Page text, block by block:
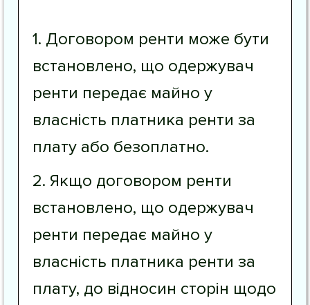
1. Договором ренти може бути
встановлено, що одержувач
ренти передає майно у
власність платника ренти за
плату або безоплатно.
2. Якщо договором ренти
встановлено, що одержувач
ренти передає майно у
власність платника ренти за
плату, до відносин сторін щодо